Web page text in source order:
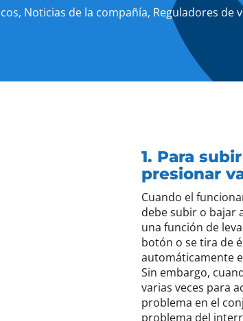
, Noticias de la compañía, Reguladores de
1. Para
presionar
Cuando el
debe subir o bajar
una función de
botón o se tira de
automáticamente
Sin embargo,
varias veces para
problema en el
problema del